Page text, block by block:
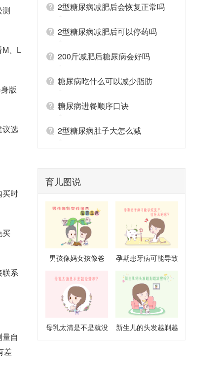
、L
版
选
时
买
系
自
差
（补充维生素与膳食纤维）。燕麦富含
糖平稳上升；无糖豆浆能提供蛋白质，
与矿物质，且热量较低。这样的早餐既
控制血糖与体重，同时避免因饥饿引发
用。 不懂得正确的饮食方案是糖尿病的
指导，可以在控糖减肥路上事半功倍。
2型糖尿病减肥后会恢复正常吗
2型糖尿病减肥后可以停药吗
200斤减肥后糖尿病会好吗
糖尿病吃什么可以减少脂肪
糖尿病进餐顺序口诀
2型糖尿病肚子大怎么减
育儿图说
男孩像妈女孩像爸
孕期患牙病可能导致
流产是真的吗
母乳太清是不是就没
新生儿的头发越剃越